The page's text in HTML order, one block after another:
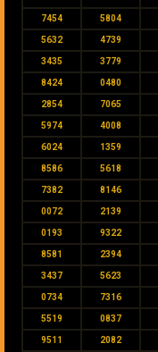
7454 5804
5632 4739
3435 3779
8424 0480
2854 7065
5974 4008
6024 1359
8586 5618
7382 8146
0072 2139
0193 9322
8581 2394
3437 5623
0734 7316
5519 0837
9511 2082